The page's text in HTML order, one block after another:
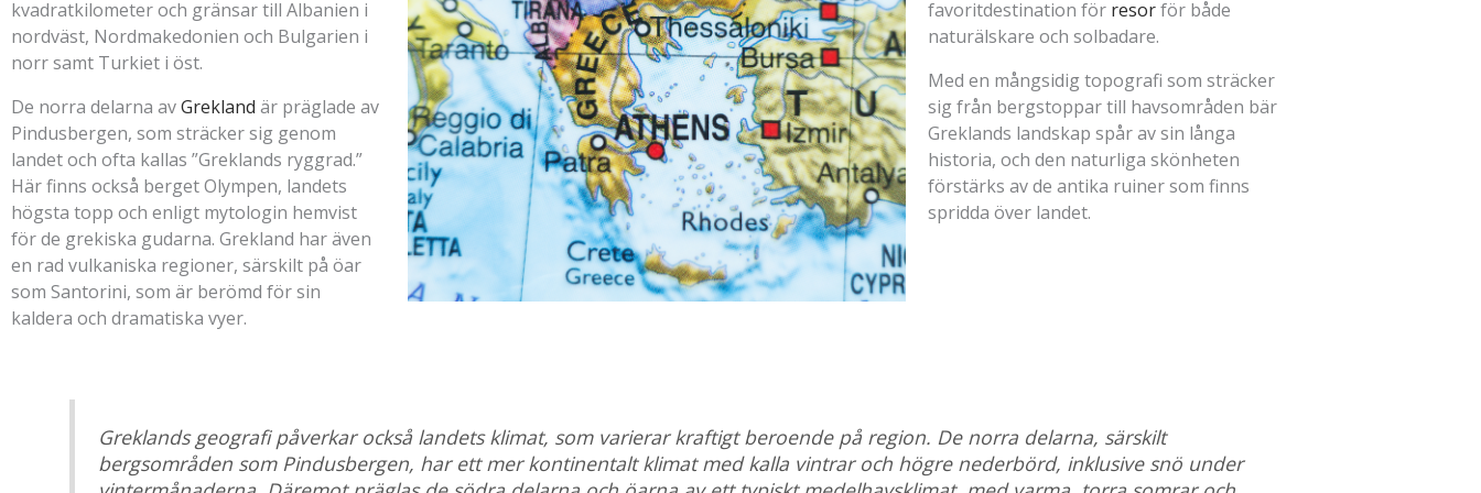
kvadratkilometer och gränsar till Albanien i
nordväst, Nordmakedonien och Bulgarien i
norr samt Turkiet i öst.
De norra delarna avGrekland är präglade av
Pindusbergen, som sträcker sig genom
landet och ofta kallas ”Greklands ryggrad.”
Här finns också berget Olympen, landets
högsta topp och enligt mytologin hemvist
för de grekiska gudarna. Grekland har även
en rad vulkaniska regioner, särskilt på öar
som Santorini, som är berömd för sin
kaldera och dramatiska vyer.
favoritdestination för resorför både
naturälskare och solbadare.
Med en mångsidig topografi som sträcker
sig från bergstoppar till havsområden bär
Greklands landskap spår av sin långa
historia, och den naturliga skönheten
förstärks av de antika ruiner som finns
spridda över landet.
Greklands geografi påverkar också landets klimat, som varierar kraftigt beroende på region. De norra delarna, särskilt
bergsområden som Pindusbergen, har ett mer kontinentalt klimat med kalla vintrar och högre nederbörd, inklusive snö under